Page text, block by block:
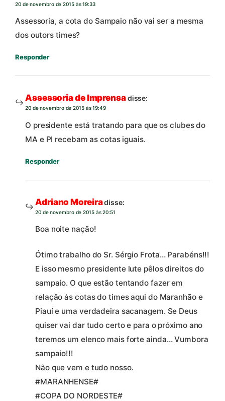
20 de novembro de 2015 às 19:33
Assessoria, a cota do Sampaio não vai ser a mesma
dos outors times?
Responder
Assessoria de Imprensadisse:
20 de novembro de 2015 às 19:49
O presidente está tratando para que os clubes do
MA e PI recebam as cotas iguais.
Responder
Adriano Moreiradisse:
20 de novembro de 2015 às 20:51
Boa noite nação!
Ótimo trabalho do Sr. Sérgio Frota… Parabéns!!!
E isso mesmo presidente lute pêlos direitos do
sampaio. O que estão tentando fazer em
relação às cotas do times aqui do Maranhão e
Piauí e uma verdadeira sacanagem. Se Deus
quiser vai dar tudo certo e para o próximo ano
teremos um elenco mais forte ainda… Vumbora
sampaio!!!
Não que vem e tudo nosso.
#MARANHENSE#
#COPA DO NORDESTE#